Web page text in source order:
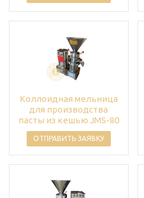
Коллоидная мельница
для производства
пасты из кешью JMS-80
ОТПРАВИТЬ ЗАЯВКУ